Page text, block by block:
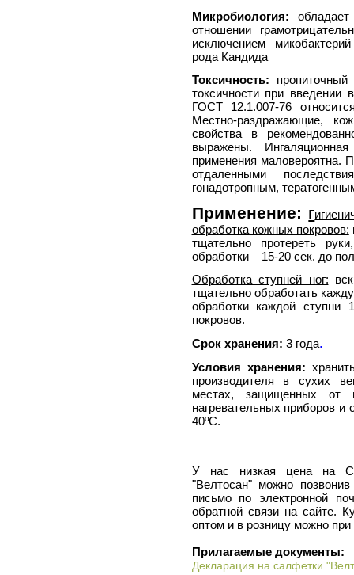
Микробиология:
отношении
исключением
рода Кандида
Токсичность:
токсичности при введении
ГОСТ 12.1.007-76
Местно-раздражающие,
свойства в
выражены.
применения маловероятна.
отдаленными
гонадотропным,
Применение: г
обработка кожных покровов:
тщательно протереть
обработки – 15-20 сек. до
Обработка ступней ног:
тщательно обработать
обработки каждой ступни
покровов.
Срок хранения: 3 года.
Условия хранения:
производителя в сухих
местах, защищенных от
нагревательных приборов и
40ºС.
У нас низкая цена на
"Велтосан" можно
письмо по электронной
обратной связи на сайте.
оптом и в розницу можно
Прилагаемые документы:
Декларация на салфетки